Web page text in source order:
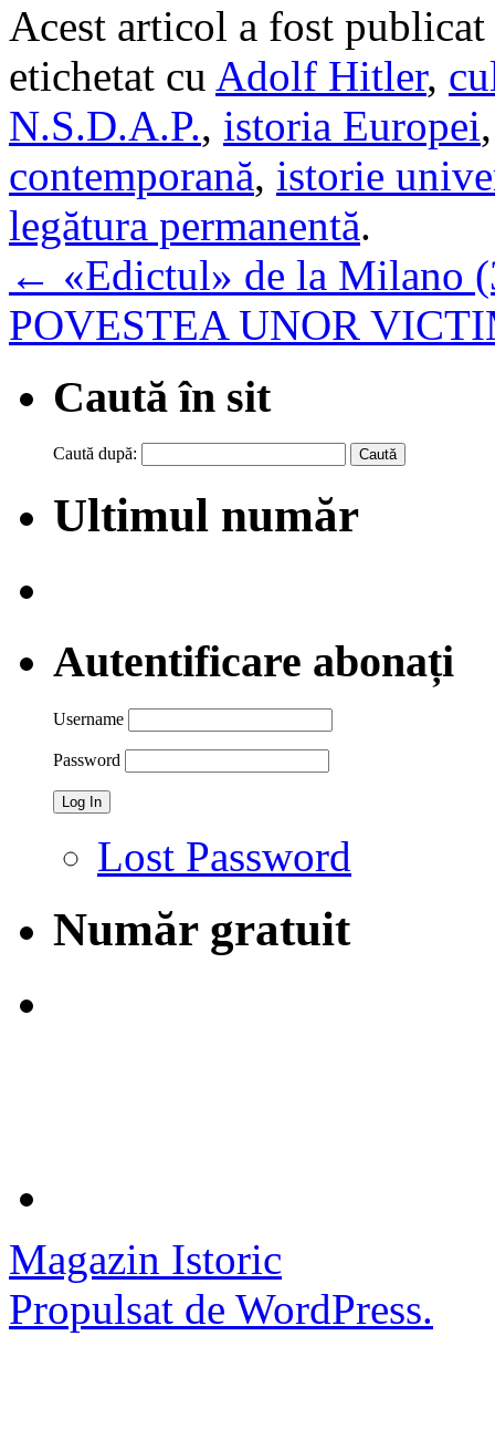
Acest articol a fost
etichetat cu Adolf Hitler,
N.S.D.A.P., istoria Europei
contemporană, istorie
legătura permanentă.
← «Edictul» de la Milano
POVESTEA UNOR
Caută în sit
Caută după:
Ultimul număr
Autentificare abonați
Username
Password
Lost Password
Număr gratuit
Magazin Istoric
Propulsat de WordPress.